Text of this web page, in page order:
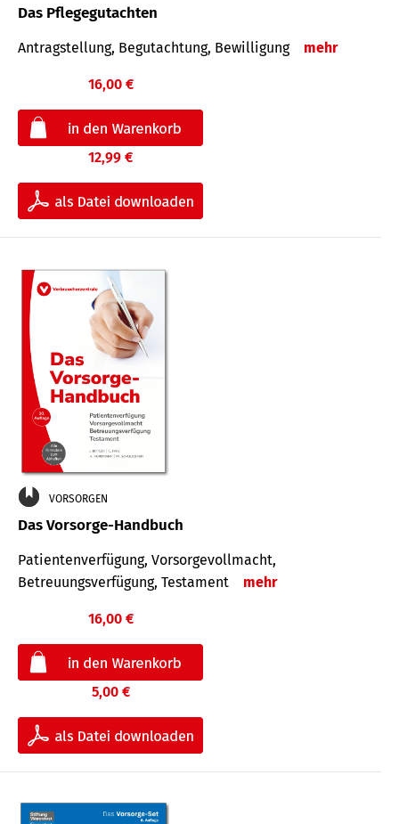
Das Pflegegutachten
Antragstellung, Begutachtung, Bewilligung mehr
16,00 €
12,99 €
VORSORGEN
Das Vorsorge-Handbuch
Patientenverfügung, Vorsorgevollmacht,
Betreuungsverfügung, Testament
mehr
16,00 €
5,00 €